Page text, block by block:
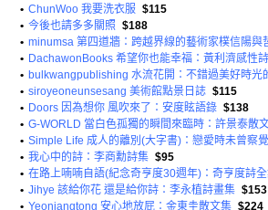
• ChunWoo 我要洗衣服 $115
• 今後也請多多關照 $188
•
• DachawonBooks 希望你也能幸福：黃利濟感性
•
• siroyeoneunsesang 美術館點景日誌 $115
• Doors 因為想你 風吹來了：安度眩語錄 $138
• G-WORLD 當白色孤獨的瞬間來臨時：許景泰散
•
• 我心中的詩：李商勳詩集 $95
• 在路上喃喃自語(紀念奇亨度30週年)：奇亨度詩
• Jihye 該給你花 還是給你詩：李永植詩畫集 $153
• Yeonjangtong 安心地放屁：金東圭散文集 $224